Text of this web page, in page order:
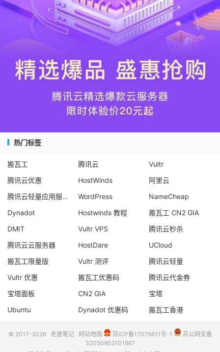
热门标签
搬瓦工 腾讯云
Vultr
腾讯云优惠
HostWinds
阿里云
腾讯云轻量应用服务器
WordPress
NameCheap
Dynadot
Hostwinds 教程
搬瓦工 CN2 GIA
DMIT
Vultr VPS
腾讯云秒杀
腾讯云云服务器
HostDare
UCloud
搬瓦工限量版
Vultr 测评
腾讯云轻量
Vultr 优惠
搬瓦工优惠码
腾讯云代金券
宝塔面板
CN2 GIA
宝塔
Ubuntu
Dynadot 优惠码 搬瓦工香港
© 2017-2026 老唐笔记 网站地图 苏ICP备17076611号-1
苏公网安备
32050902101667